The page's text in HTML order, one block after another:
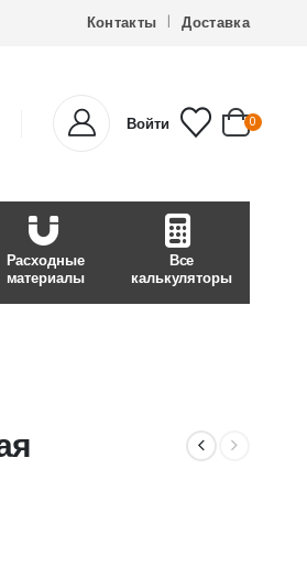
Контакты Доставка
Войти 0
Расходные
материалы
Все
калькуляторы